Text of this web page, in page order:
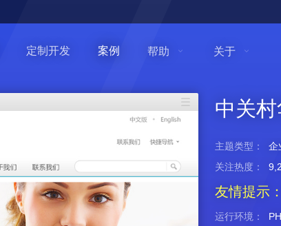
定制开发 案例 帮助 关于
中关
主题类型： 企
关注热度：
友情提示
运行环境：